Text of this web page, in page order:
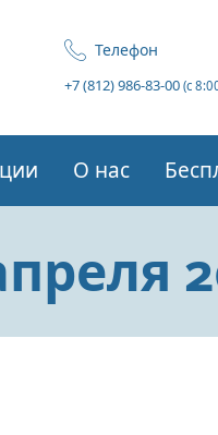
Телефон
+7 (812) 986-83-00 (с
О нас